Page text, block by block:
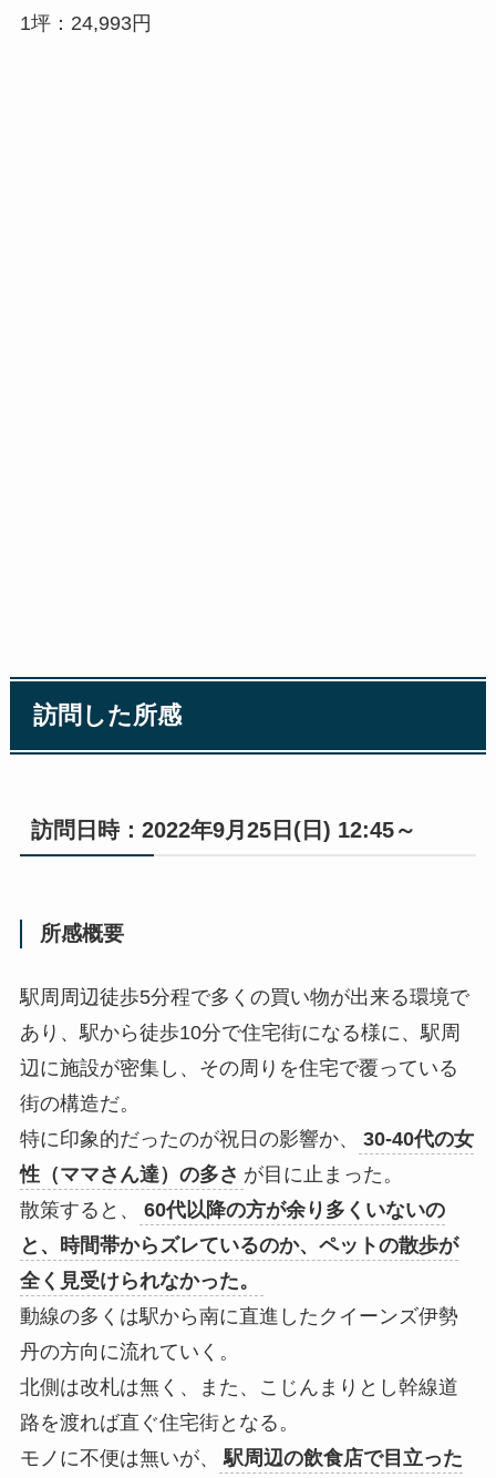
1坪：24,993円
訪問した所感
訪問日時：2022年9月25日(日) 12:45～
所感概要
駅周周辺徒歩5分程で多くの買い物が出来る環境で
あり、駅から徒歩10分で住宅街になる様に、駅周
辺に施設が密集し、その周りを住宅で覆っている
街の構造だ。
特に印象的だったのが祝日の影響か、
30-40代の女
性（ママさん達）の多さ が目に止まった。
散策すると、
60代以降の方が余り多くいないの
と、時間帯からズレているのか、ペットの散歩が
全く見受けられなかった。
動線の多くは駅から南に直進したクイーンズ伊勢
丹の方向に流れていく。
北側は改札は無く、また、こじんまりとし幹線道
路を渡れば直ぐ住宅街となる。
モノに不便は無いが、
駅周辺の飲食店で目立った